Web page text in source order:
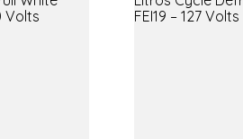
VF50AHD